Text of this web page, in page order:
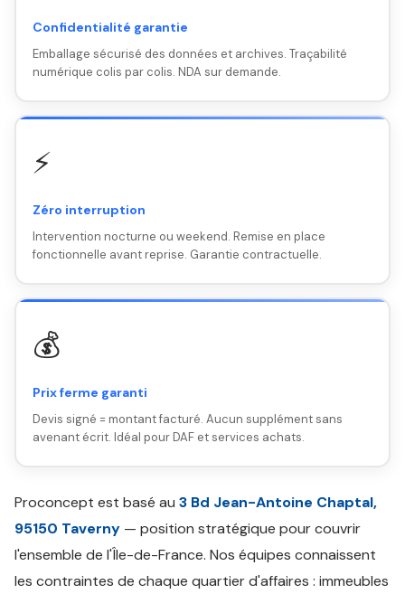
Confidentialité garantie
Emballage sécurisé des données et archives. Traçabilité
numérique colis par colis. NDA sur demande.
⚡
Zéro interruption
Intervention nocturne ou weekend. Remise en place
fonctionnelle avant reprise. Garantie contractuelle.
💰
Prix ferme garanti
Devis signé = montant facturé. Aucun supplément sans
avenant écrit. Idéal pour DAF et services achats.
Proconcept est basé au 3 Bd Jean-Antoine Chaptal,
95150 Taverny — position stratégique pour couvrir
l'ensemble de l'Île-de-France. Nos équipes connaissent
les contraintes de chaque quartier d'affaires : immeubles